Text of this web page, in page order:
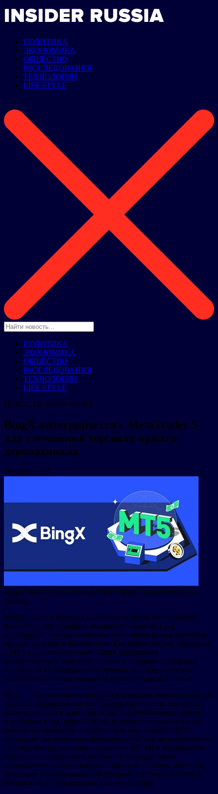
ПОЛИТИКА
ЭКОНОМИКА
ОБЩЕСТВО
РАССЛЕДОВАНИЯ
ТЕХНОЛОГИИ
LIFE STYLE
ПОЛИТИКА
ЭКОНОМИКА
ОБЩЕСТВО
РАССЛЕДОВАНИЯ
ТЕХНОЛОГИИ
LIFE STYLE
НОВОСТИ КОМПАНИЙ
BingX интегрируется с MetaTrader 5
для улучшения торговли крипто-
деривативами
16 марта 2023
BingX Integrates MetaTrader 5 to Enhance Crypto Derivatives
Trading
BingX, одна из ведущих криптобирж, объявляет о запуске
бесшовной интеграции с Metatrader 5 (или «MT5»),
платформой, которая позволяет участникам рынка торговать
форекс, акциями и фьючерсами. Как первая биржа, связанная
с MT5 в криптоиндустрии, BingX продолжает
оптимизировать торговый процесс с помощью передовых
инноваций из традиционных финансов и предоставляет
пользователям более полный и удобный торговый опыт.
MT5 — это популярная торговая платформа, используемая для
торговли финансовыми инструментами, такими как акции,
валюты, товары и криптовалюты. Это обновленная версия
платформы MetaTrader 4 (MT4), которая в настоящее время
широко используется большинством организаций. MT5
предлагает расширенные функции, такие как дополнительные
технические индикаторы, стакан цен (DOM) и возможность
торговать на нескольких биржах. Платформа также
поддерживает автоматические торговые системы, позволяя
трейдерам разрабатывать собственных торговых роботов и
внедрять свои пользовательские индикаторы.